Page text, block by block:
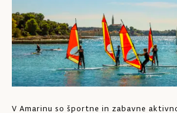
V Amarinu so športne in zabavne